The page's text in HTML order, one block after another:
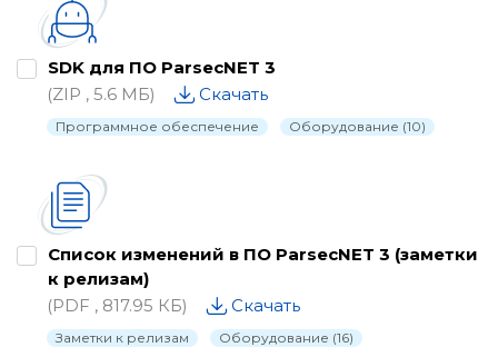
Рекламные материалы
Руководства
Сертификаты и декларации
Схемы подключения
Утилиты, драйвера и библиотеки
SDK для ПО ParsecNET 3
(ZIP , 5.6 МБ)
Скачать
Программное обеспечение Оборудование (10)
Список изменений в ПО ParsecNET 3 (заметки
к релизам)
(PDF , 817.95 КБ)
Скачать
Заметки к релизам Оборудование (16)